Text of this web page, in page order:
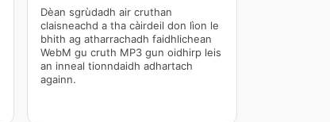
Dèan sgrùdadh air cruthan
claisneachd a tha càirdeil don lìon le
bhith ag atharrachadh faidhlichean
WebM gu cruth MP3 gun oidhirp leis
an inneal tionndaidh adhartach
againn.